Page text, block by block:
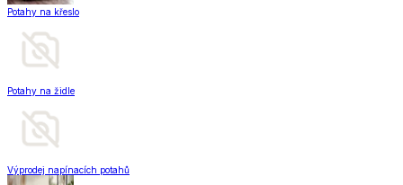
Potahy na křeslo
Potahy na židle
Výprodej napínacích potahů